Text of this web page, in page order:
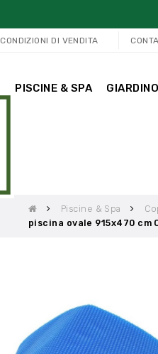
CONDIZIONI DI VENDITA
PISCINE & SPA GIARDINO
Piscine & Spa
piscina ovale 915x470 cm